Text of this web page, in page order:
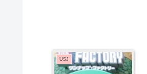
USJ